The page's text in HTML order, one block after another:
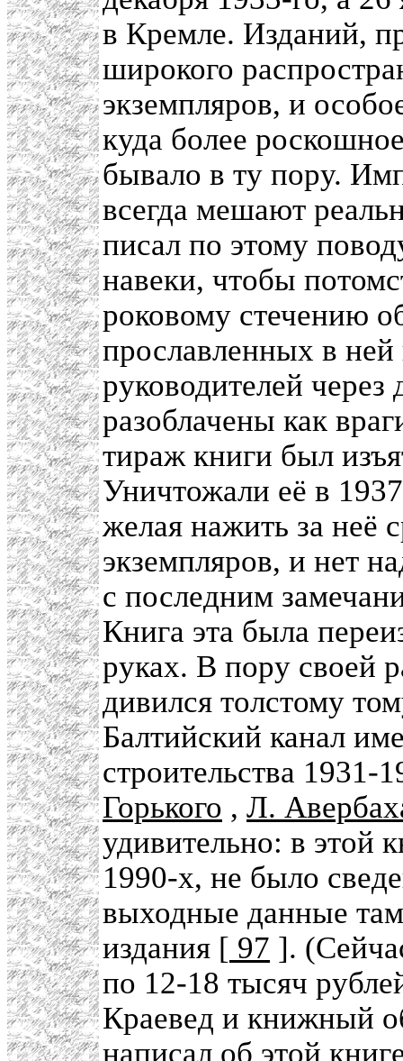
в Кремле. Изданий,
широкого
экземпляров, и
куда более
бывало в ту пору.
всегда мешают
писал по этому
навеки, чтобы
роковому стечению
прославленных в
руководителей через
разоблачены как
тираж книги был
Уничтожали её в
желая нажить за неё
экземпляров, и нет
с последним
Книга эта была
руках. В пору своей
дивился толстому
Балтийский канал
строительства 1931-
Горького , Л.
удивительно: в этой
1990-х, не было
выходные данные
издания [ 97 ].
по 12-18 тысяч
Краевед и книжный
написал об этой